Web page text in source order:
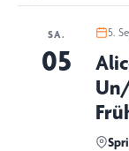
SA.
05
5.